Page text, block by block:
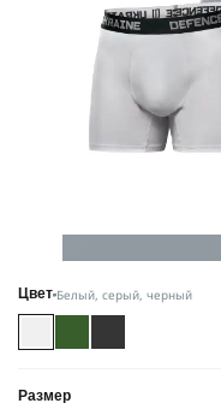
Цвет Белый, серый, черный
Размер